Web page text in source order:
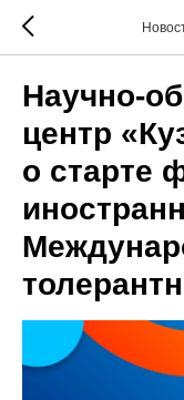
Научно-
центр
о старте